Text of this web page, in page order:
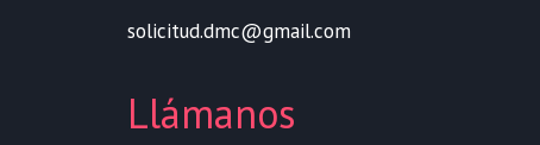
solicitud.dmc@gmail.com
Llámanos